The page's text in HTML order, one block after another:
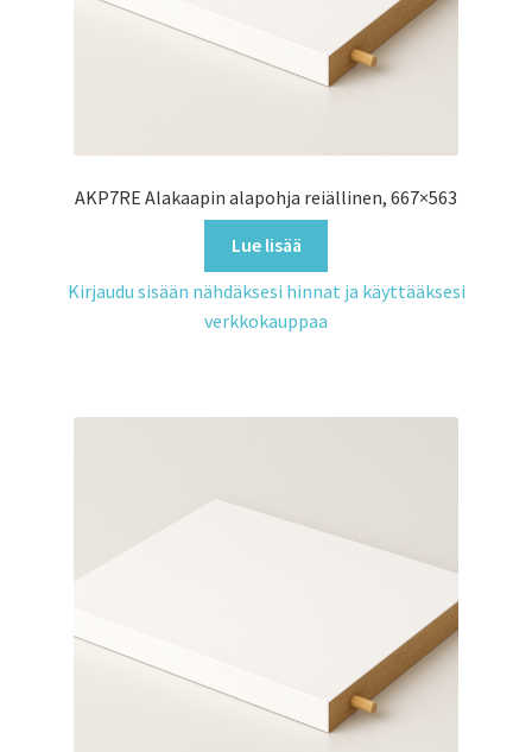
AKP7RE Alakaapin alapohja reiällinen, 667×563
Lue lisää
Kirjaudu sisään nähdäksesi hinnat ja käyttääksesi
verkkokauppaa